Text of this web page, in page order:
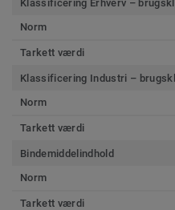
Klassificering Erhverv –
Norm
Tarkett værdi
Klassificering Industri –
Norm
Tarkett værdi
Bindemiddelindhold
Norm
Tarkett værdi